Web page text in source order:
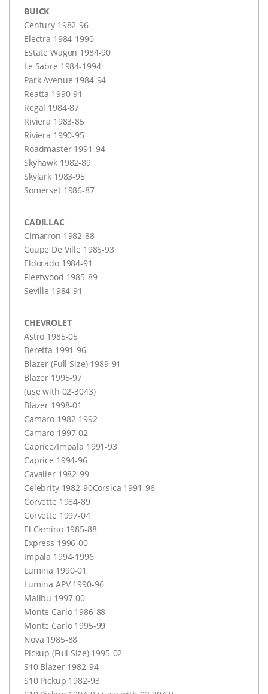
BUICK
Century 1982-96
Electra 1984-1990
Estate Wagon 1984-90
Le Sabre 1984-1994
Park Avenue 1984-94
Reatta 1990-91
Regal 1984-87
Riviera 1983-85
Riviera 1990-95
Roadmaster 1991-94
Skyhawk 1982-89
Skylark 1983-95
Somerset 1986-87
CADILLAC
Cimarron 1982-88
Coupe De Ville 1985-93
Eldorado 1984-91
Fleetwood 1985-89
Seville 1984-91
CHEVROLET
Astro 1985-05
Beretta 1991-96
Blazer (Full Size) 1989-91
Blazer 1995-97
(use with 02-3043)
Blazer 1998-01
Camaro 1982-1992
Camaro 1997-02
Caprice/Impala 1991-93
Caprice 1994-96
Cavalier 1982-99
Celebrity 1982-90Corsica 1991-96
Corvette 1984-89
Corvette 1997-04
El Camino 1985-88
Express 1996-00
Impala 1994-1996
Lumina 1990-01
Lumina APV1990-96
Malibu 1997-00
Monte Carlo 1986-88
Monte Carlo 1995-99
Nova 1985-88
Pickup (Full Size) 1995-02
S10 Blazer 1982-94
S10 Pickup 1982-93